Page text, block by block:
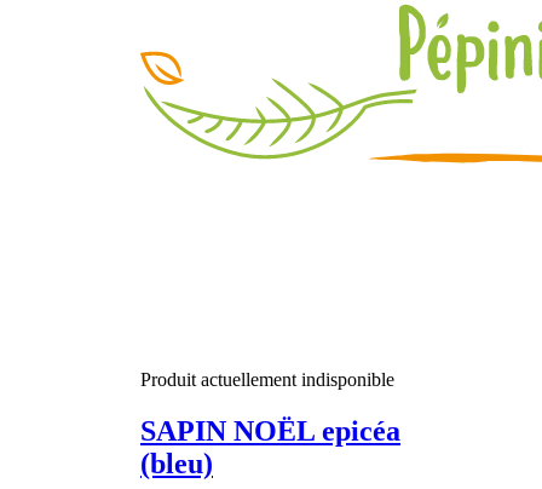
Produit actuellement indisponible
SAPIN NOËL epicéa
(bleu)